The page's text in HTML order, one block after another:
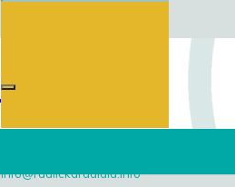
info@radlickaradiala.info